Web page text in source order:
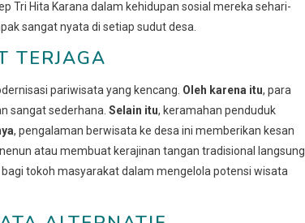
Tri Hita Karana dalam kehidupan sosial mereka sehari-
sangat nyata di setiap sudut desa.
TERJAGA
pariwisata yang kencang. Oleh karena itu, para
sangat sederhana. Selain itu, keramahan penduduk
, pengalaman berwisata ke desa ini memberikan kesan
atau membuat kerajinan tangan tradisional langsung
tokoh masyarakat dalam mengelola potensi wisata